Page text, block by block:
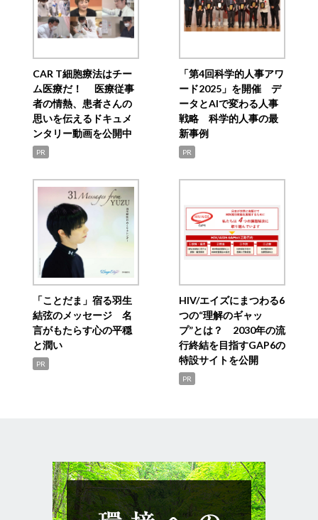
CAR T細胞療法はチー
ム医療だ！ 医療従事
者の情熱、患者さんの
思いを伝えるドキュメ
ンタリー動画を公開中
PR
「第4回科学的人事アワ
ード2025」を開催 デ
ータとAIで変わる人事
戦略 科学的人事の最
新事例
PR
「ことだま」宿る羽生
結弦のメッセージ 名
言がもたらす心の平穏
と潤い
PR
HIV/エイズにまつわる6
つの“理解のギャッ
プ”とは？ 2030年の流
行終結を目指すGAP6の
特設サイトを公開
PR